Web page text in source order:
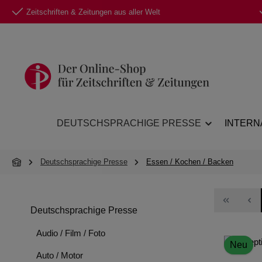
Hauptinhalt springen
Zur Suche springen
Zur Hauptnavigation springen
Zeitschriften & Zeitungen aus aller Welt
DEUTSCHSPRACHIGE PRESSE
Deutschsprachige Presse Essen / Kochen / Backen
Deutschsprachige Presse
Audio / Film / Foto
Auto / Motor
Neu